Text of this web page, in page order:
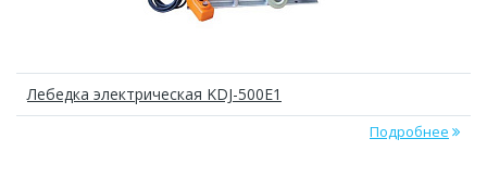
Лебедка электрическая KDJ-500E1
Подробнее